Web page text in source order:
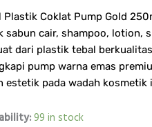
Plastik Coklat Pump Gold
sabun cair, shampoo, lotion,
dari plastik tebal
pump warna emas
estetik pada wadah kosmetik
99 in stock